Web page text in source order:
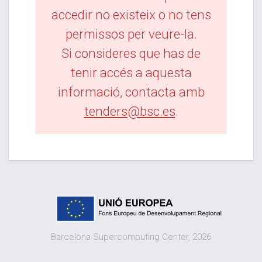
accedir no existeix o no tens
permissos per veure-la.
Si consideres que has de
tenir accés a aquesta
informació, contacta amb
tenders@bsc.es.
Barcelona Supercomputing Center, 2026